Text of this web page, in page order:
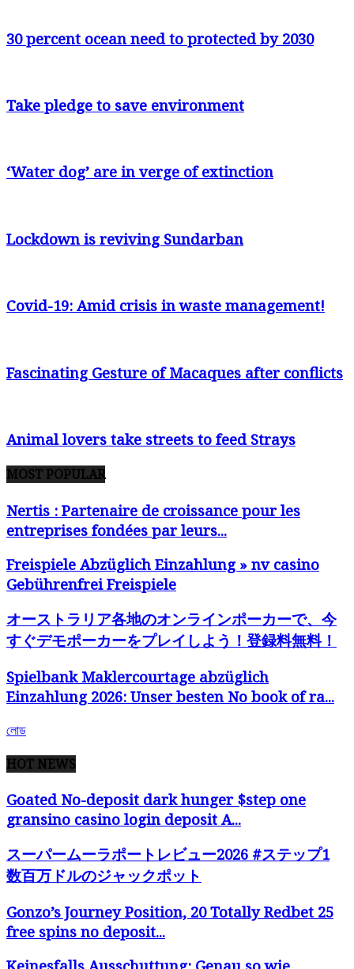
30 percent ocean need to protected by 2030
Take pledge to save environment
‘Water dog’ are in verge of extinction
Lockdown is reviving Sundarban
Covid-19: Amid crisis in waste management!
Fascinating Gesture of Macaques after conflicts
Animal lovers take streets to feed Strays
MOST POPULAR
Nertis : Partenaire de croissance pour les
entreprises fondées par leurs...
Freispiele Abzüglich Einzahlung » nv casino
Gebührenfrei Freispiele
オーストラリア各地のオンラインポーカーで、今
すぐデモポーカーをプレイしよう！登録料無料！
Spielbank Maklercourtage abzüglich
Einzahlung 2026: Unser besten No book of ra...
লোড
HOT NEWS
Goated No-deposit dark hunger $step one
gransino casino login deposit A...
スーパームーラポートレビュー2026 #ステップ1
数百万ドルのジャックポット
Gonzo’s Journey Position, 20 Totally Redbet 25
free spins no deposit...